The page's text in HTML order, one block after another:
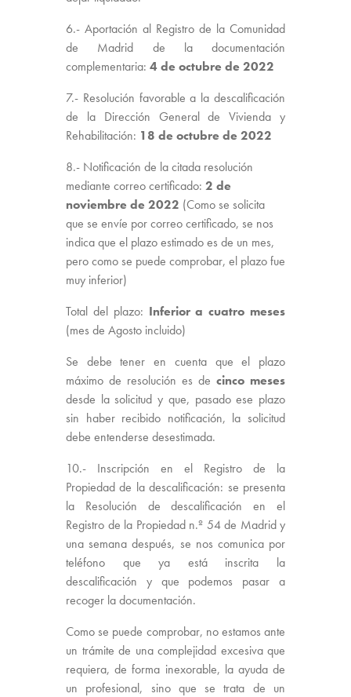
6.- Aportación al Registro de la Comunidad
de Madrid de la documentación
complementaria: 4 de octubre de 2022
7.- Resolución favorable a la descalificación
de la Dirección General de Vivienda y
Rehabilitación: 18 de octubre de 2022
8.- Notificación de la citada resolución
mediante correo certificado: 2 de
noviembre de 2022 (Como se solicita
que se envíe por correo certificado, se nos
indica que el plazo estimado es de un mes,
pero como se puede comprobar, el plazo fue
muy inferior)
Total del plazo: Inferior a cuatro meses
(mes de Agosto incluido)
Se debe tener en cuenta que el plazo
máximo de resolución es de cinco meses
desde la solicitud y que, pasado ese plazo
sin haber recibido notificación, la solicitud
debe entenderse desestimada.
10.- Inscripción en el Registro de la
Propiedad de la descalificación: se presenta
la Resolución de descalificación en el
Registro de la Propiedad n.º 54 de Madrid y
una semana después, se nos comunica por
teléfono que ya está inscrita la
descalificación y que podemos pasar a
recoger la documentación.
Como se puede comprobar, no estamos ante
un trámite de una complejidad excesiva que
requiera, de forma inexorable, la ayuda de
un profesional, sino que se trata de un